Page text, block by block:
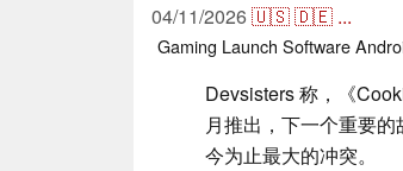
04/11/2026🇺🇸🇩🇪 ...
Gaming Launch Software
Devsisters 称，《
月推出，下一个重要
今为止最大的冲突。